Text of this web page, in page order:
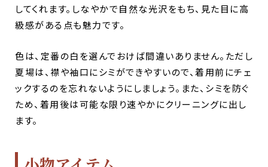
してくれます。しなやかで自然な光沢をもち、見た目に高
級感がある点も魅力です。
色は、定番の白を選んでおけば間違いありません。ただし
夏場は、襟や袖口にシミができやすいので、着用前にチェ
ックするのを忘れないようにしましょう。また、シミを防ぐ
ため、着用後は可能な限り速やかにクリーニングに出し
ます。